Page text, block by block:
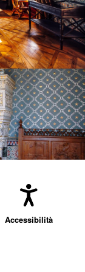
Accessibilità